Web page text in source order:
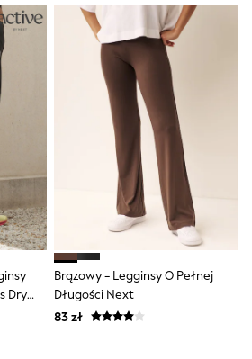
Dry
Brązowy - Legginsy O Pełnej
Długości Next
83 zł